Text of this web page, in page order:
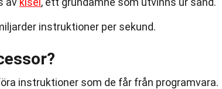
instruktioner per sekund.
instruktioner som de får från programvara.